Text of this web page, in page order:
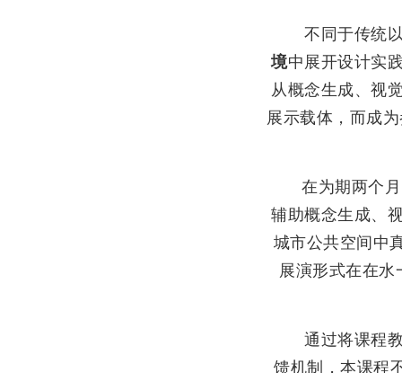
不同于传统
境中展开设计实
从概念生成、视
展示载体，而成
在为期两个
辅助概念生成、
城市公共空间中
展演形式在在水
通过将课程
馈机制，本课程